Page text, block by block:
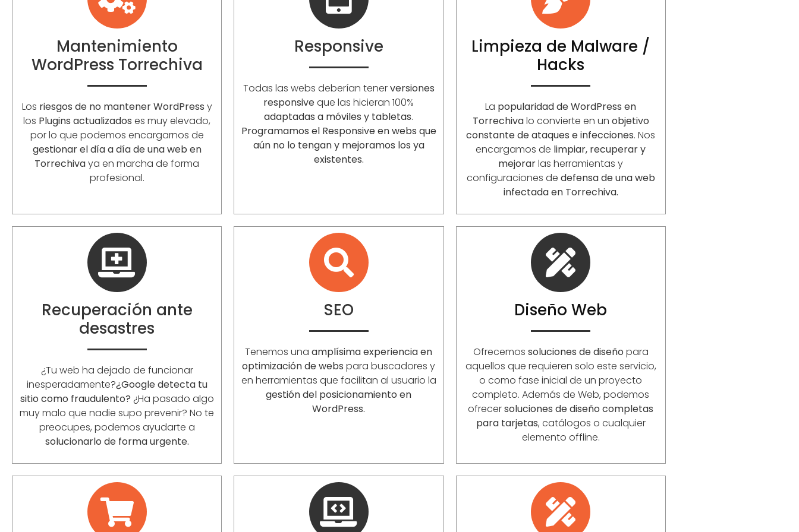
Mantenimiento
WordPress Torrechiva
Los riesgos de no mantener WordPress y
los Plugins actualizados es muy elevado,
por lo que podemos encargarnos de
gestionar el día a día de una web en
Torrechivaya en marcha de forma
profesional.
Responsive
Todas las webs deberían tenerversiones
responsiveque las hicieran 100%
adaptadas a móviles y tabletas.
Programamos el Responsive en webs que
aún no lo tengan y mejoramos los ya
existentes.
Limpieza de Malware /
Hacks
La popularidad de WordPress en
Torrechivalo convierte en un objetivo
constante de ataques e infecciones. Nos
encargamos de limpiar, recuperar y
mejorarlas herramientas y
configuraciones de defensa de una web
infectada en Torrechiva.
Recuperación ante
desastres
¿Tu web ha dejado de funcionar
inesperadamente?¿Google detecta tu
sitio como fraudulento? ¿Ha pasado algo
muy malo que nadie supo prevenir? No te
preocupes, podemos ayudarte a
solucionarlo de forma urgente.
SEO
Tenemos unaamplísima experiencia en
optimización de webs para buscadores y
en herramientas que facilitan al usuario la
gestión del posicionamiento en
WordPress.
Diseño Web
Ofrecemos soluciones de diseño para
aquellos que requieren solo este servicio,
o como fase inicial de un proyecto
completo. Además de Web, podemos
ofrecersoluciones de diseño completas
para tarjetas, catálogos o cualquier
elemento offline.